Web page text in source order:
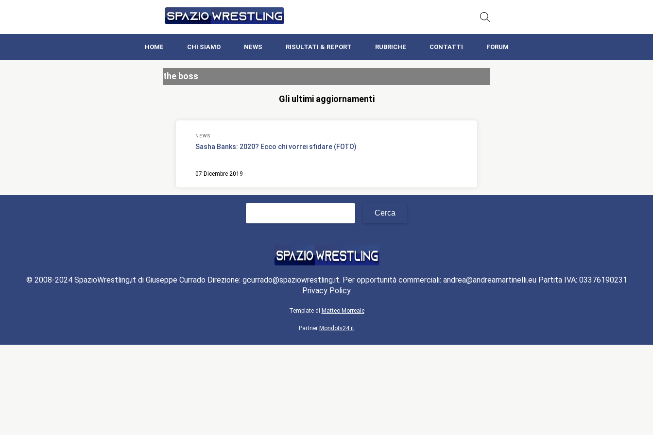
HOME CHI SIAMO NEWS RISULTATI & REPORT RUBRICHE CONTATTI FORUM
the boss
Gli ultimi aggiornamenti
NEWS
Sasha Banks: 2020? Ecco chi vorrei sfidare (FOTO)
07 Dicembre 2019
© 2008-2024 SpazioWrestling,it di Giuseppe Currado Direzione: gcurrado@spaziowrestling.it. Per opportunità commerciali: andrea@andreamartinelli.eu Partita IVA: 03376190231
Privacy Policy
Template di Matteo Morreale
Partner Mondotv24.it